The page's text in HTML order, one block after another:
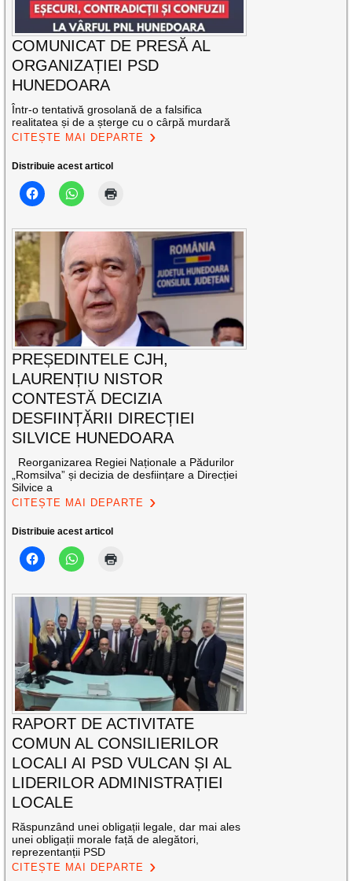
COMUNICAT DE PRESĂ AL
ORGANIZAȚIEI PSD
HUNEDOARA
Într-o tentativă grosolană de a falsifica
realitatea și de a șterge cu o cârpă murdară
CITEȘTE MAI DEPARTE
Distribuie acest articol
PREȘEDINTELE CJH,
LAURENȚIU NISTOR
CONTESTĂ DECIZIA
DESFIINȚĂRII DIRECȚIEI
SILVICE HUNEDOARA
Reorganizarea Regiei Naționale a Pădurilor
„Romsilva” și decizia de desființare a Direcției
Silvice a
CITEȘTE MAI DEPARTE
Distribuie acest articol
RAPORT DE ACTIVITATE
COMUN AL CONSILIERILOR
LOCALI AI PSD VULCAN ȘI AL
LIDERILOR ADMINISTRAȚIEI
LOCALE
Răspunzând unei obligații legale, dar mai ales
unei obligații morale față de alegători,
reprezentanții PSD
CITEȘTE MAI DEPARTE